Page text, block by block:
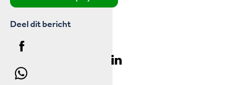
Deel dit bericht